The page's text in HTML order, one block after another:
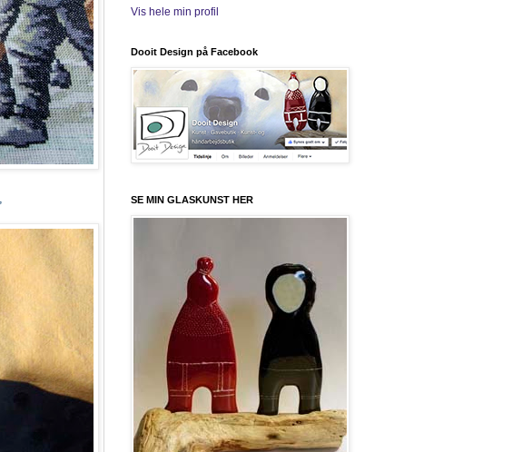
Vis hele min profil
Dooit Design på Facebook
SE MIN GLASKUNST HER